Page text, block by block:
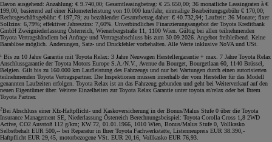
Davon ausgehend: Anzahlung: € 9.740,00; Gesamtleasingbetrag: € 25.650,00; 36 monatliche Leasingraten à €
199,00, basierend auf einer Kilometerleistung von 10.000 km/Jahr, einmalige Bearbeitungsgebühr € 170,00;
Rechtsgeschäftsgebühr: € 197,79; zu bezahlender Gesamtbetrag daher: € 40.732,94; Laufzeit: 36 Monate; fixer
Sollzins: 6,79%; effektiver Jahreszins: 7,60%. Unverbindliches Finanzierungsangebot der Toyota Kreditbank
GmbH Zweigniederlassung Österreich, Wienerbergstraße 11, 1100 Wien. Gültig bei allen teilnehmenden
Toyota Vertragshändlern bei Anfrage und Vertragsabschluss bis zum 30.09.2026. Angebot freibleibend. Keine
Barablöse möglich. Änderungen, Satz- und Druckfehler vorbehalten. Alle Werte inklusive NoVA und USt
¹ Bis zu 10 Jahre Garantie mit Toyota Relax: 3 Jahre Neuwagen Herstellergarantie + max. 7 Jahre Toyota Relax
Anschlussgarantie der Toyota Motors Europe S.A./N.V., Avenue du Bourget, Bourgetlaan 60, 1140 Brüssel,
Belgien. Gilt bis zu 160.000 km Laufleistung des Fahrzeugs und nur bei Wartungen durch einen autorisierten
teilnehmenden Toyota Vertragspartner. Die Inspektionen müssen innerhalb der vom Hersteller für das Modell
genannten Laufzeiten erfolgen. Toyota Relax ist an das Fahrzeug gebunden und geht bei Weiterverkauf auf den
neuen Eigentümer über. Weitere Einzelheiten zur Toyota Relax Garantie unter toyota.at/relax oder bei Ihrem
Toyota Partner.
2Bei Abschluss einer Kfz-Haftpflicht- und Kaskoversicherung in der Bonus/Malus Stufe 0 über die Toyota
Insurance Management SE, Niederlassung Österreich Berechnungsbeispiel: Toyota Corolla Cross 1,8 2WD
Active, CO2 Ausstoß 112 g/km; KW 72, 01.01.1966, 1010 Wien, Bonus/Malus Stufe 0, Vollkasko
Selbstbehalt EUR 500,-- bei Reparatur in Ihrer Toyota Fachwerkstätte, Listenneupreis EUR 38.390,-
Haftpflicht EUR 29,45, motorbezogene VSt. EUR 20,16, Vollkasko EUR 76,93.